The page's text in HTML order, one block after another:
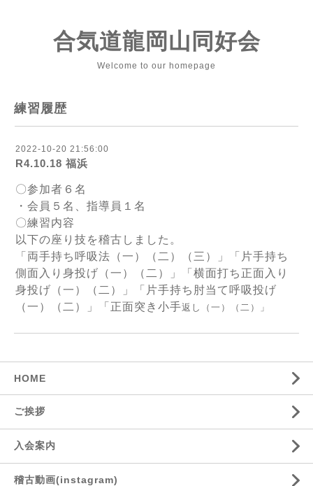
合気道龍岡山同好会
Welcome to our homepage
練習履歴
2022-10-20 21:56:00
R4.10.18 福浜
〇参加者６名
・会員５名、指導員１名
〇練習内容
以下の座り技を稽古しました。
「両手持ち呼吸法（一）（二）（三）」「片手持ち
側面入り身投げ（一）（二）」「横面打ち正面入り
身投げ（一）（二）」「片手持ち肘当て呼吸投げ
（一）（二）」「正面突き小手返し（一）（二）」
HOME
ご挨拶
入会案内
稽古動画(instagram)